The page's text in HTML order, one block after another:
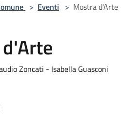
> Eventi > Mostra d'Arte
Zoncati - Isabella Guasconi